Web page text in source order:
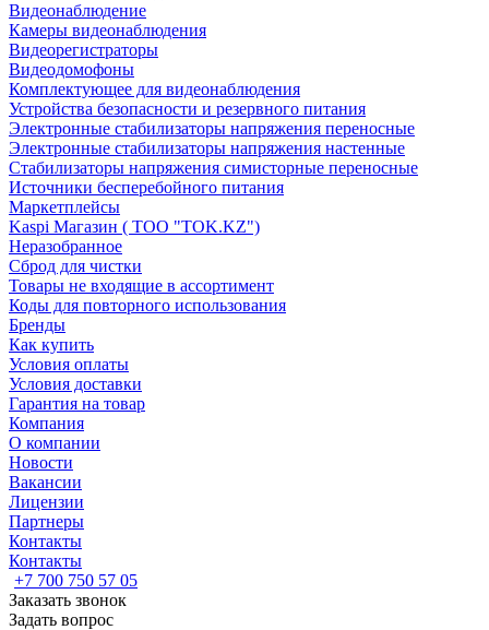
Видеонаблюдение
Камеры видеонаблюдения
Видеорегистраторы
Видеодомофоны
Комплектующее для видеонаблюдения
Устройства безопасности и резервного питания
Электронные стабилизаторы напряжения переносные
Электронные стабилизаторы напряжения настенные
Стабилизаторы напряжения симисторные переносные
Источники бесперебойного питания
Маркетплейсы
Kaspi Магазин ( ТОО "TOK.KZ")
Неразобранное
Сброд для чистки
Товары не входящие в ассортимент
Коды для повторного использования
Бренды
Как купить
Условия оплаты
Условия доставки
Гарантия на товар
Компания
О компании
Новости
Вакансии
Лицензии
Партнеры
Контакты
Контакты
+7 700 750 57 05
Заказать звонок
Задать вопрос